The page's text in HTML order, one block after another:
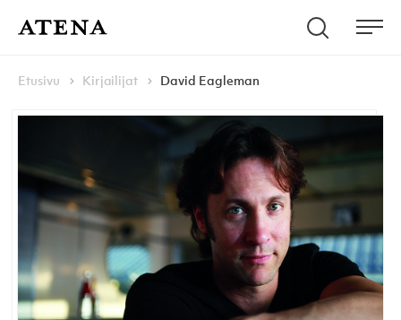
Atena Kustannus Hae
Navigoi
Etusivu
Kirjailijat David Eagleman